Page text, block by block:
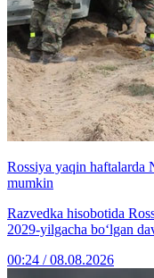
Rossiya yaqin haftalarda
mumkin
Razvedka hisobotida
2029-yilgacha bo‘lgan
00:24 / 08.08.2026